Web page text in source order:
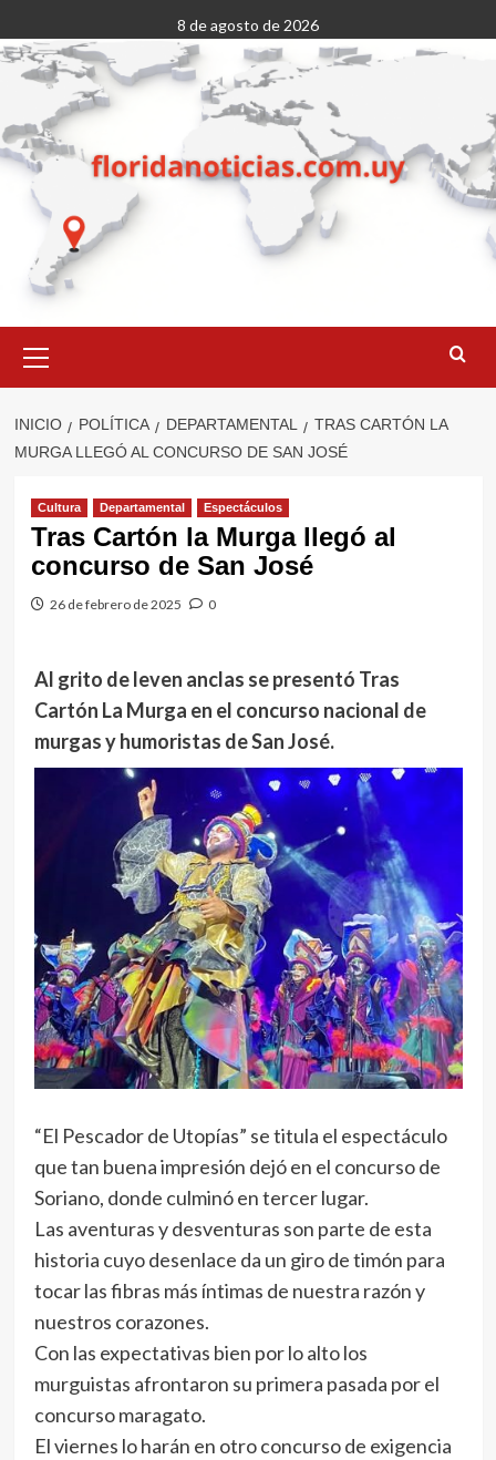
al
contenido
8 de agosto de 2026
primario
INICIO POLÍTICA DEPARTAMENTAL
TRAS CARTÓN LA
MURGA LLEGÓ AL CONCURSO DE SAN JOSÉ
Cultura Departamental Espectáculos
Tras Cartón la Murga llegó al
concurso de San José
26 de febrero de 2025 0
Al grito de leven anclas se presentó Tras
Cartón La Murga en el concurso nacional de
murgas y humoristas de San José.
“El Pescador de Utopías” se titula el espectáculo
que tan buena impresión dejó en el concurso de
Soriano, donde culminó en tercer lugar.
Las aventuras y desventuras son parte de esta
historia cuyo desenlace da un giro de timón para
tocar las fibras más íntimas de nuestra razón y
nuestros corazones.
Con las expectativas bien por lo alto los
murguistas afrontaron su primera pasada por el
concurso maragato.
El viernes lo harán en otro concurso de exigencia